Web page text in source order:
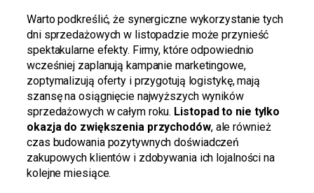
Warto podkreślić, że synergiczne wykorzystanie tych
dni sprzedażowych w listopadzie może przynieść
spektakularne efekty. Firmy, które odpowiednio
wcześniej zaplanują kampanie marketingowe,
zoptymalizują oferty i przygotują logistykę, mają
szansę na osiągnięcie najwyższych wyników
sprzedażowych w całym roku. Listopad to nie tylko
okazja do zwiększenia przychodów, ale również
czas budowania pozytywnych doświadczeń
zakupowych klientów i zdobywania ich lojalności na
kolejne miesiące.